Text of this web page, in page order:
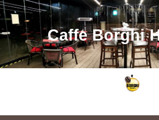
Skip
to
content
Caffe Borghi